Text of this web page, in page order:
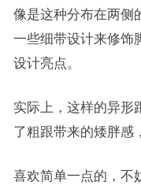
像是这种分布在两侧
一些细带设计来修饰
设计亮点。
实际上，这样的异形
了粗跟带来的矮胖感
喜欢简单一点的，不